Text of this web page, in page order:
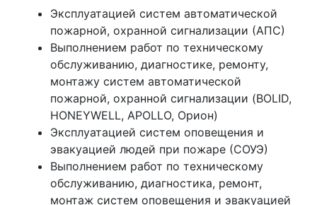
Эксплуатацией систем автоматической
пожарной, охранной сигнализации (АПС)
Выполнением работ по техническому
обслуживанию, диагностике, ремонту,
монтажу систем автоматической
пожарной, охранной сигнализации (BOLID,
HONEYWELL, APOLLO, Орион)
Эксплуатацией систем оповещения и
эвакуацией людей при пожаре (СОУЭ)
Выполнением работ по техническому
обслуживанию, диагностика, ремонт,
монтаж систем оповещения и эвакуацией